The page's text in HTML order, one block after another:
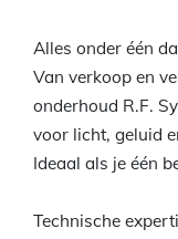
Alles onder één
Van verkoop en
onderhoud R.F.
voor licht, geluid
Ideaal als je één
Technische